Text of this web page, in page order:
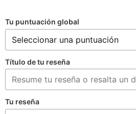
Tu puntuación global
Título de tu reseña
Tu reseña